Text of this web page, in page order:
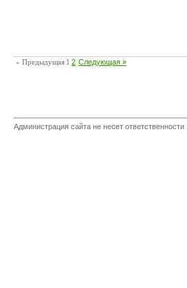
« Предыдущая 1 2 Следующая »
Администрация сайта не несет